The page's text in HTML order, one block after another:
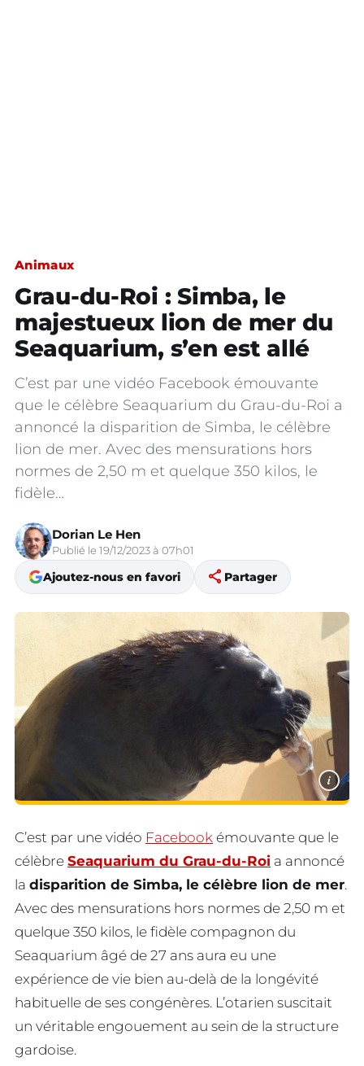
Animaux
Grau-du-Roi : Simba, le
majestueux lion de mer du
Seaquarium, s’en est allé
C’est par une vidéo Facebook émouvante
que le célèbre Seaquarium du Grau-du-Roi a
annoncé la disparition de Simba, le célèbre
lion de mer. Avec des mensurations hors
normes de 2,50 m et quelque 350 kilos, le
fidèle…
Dorian Le Hen
Publié le 19/12/2023 à 07h01
Ajoutez-nous en favori share Partager
i
C’est par une vidéo Facebook émouvante que le
célèbre Seaquarium du Grau-du-Roi a annoncé
la disparition de Simba, le célèbre lion de mer.
Avec des mensurations hors normes de 2,50 m et
quelque 350 kilos, le fidèle compagnon du
Seaquarium âgé de 27 ans aura eu une
expérience de vie bien au-delà de la longévité
habituelle de ses congénères. L’otarien suscitait
un véritable engouement au sein de la structure
gardoise.